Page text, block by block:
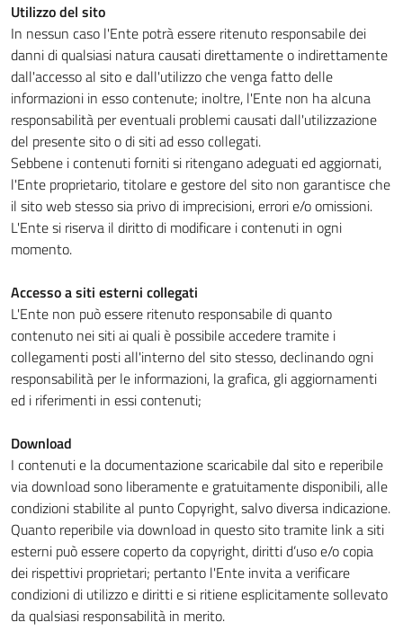
Utilizzo del sito
In nessun caso l'Ente potrà essere ritenuto responsabile dei
danni di qualsiasi natura causati direttamente o indirettamente
dall'accesso al sito e dall'utilizzo che venga fatto delle
informazioni in esso contenute; inoltre, l'Ente non ha alcuna
responsabilità per eventuali problemi causati dall'utilizzazione
del presente sito o di siti ad esso collegati.
Sebbene i contenuti forniti si ritengano adeguati ed aggiornati,
l'Ente proprietario, titolare e gestore del sito non garantisce che
il sito web stesso sia privo di imprecisioni, errori e/o omissioni.
L'Ente si riserva il diritto di modificare i contenuti in ogni
momento.
Accesso a siti esterni collegati
L'Ente non può essere ritenuto responsabile di quanto
contenuto nei siti ai quali è possibile accedere tramite i
collegamenti posti all'interno del sito stesso, declinando ogni
responsabilità per le informazioni, la grafica, gli aggiornamenti
ed i riferimenti in essi contenuti;
Download
I contenuti e la documentazione scaricabile dal sito e reperibile
via download sono liberamente e gratuitamente disponibili, alle
condizioni stabilite al punto Copyright, salvo diversa indicazione.
Quanto reperibile via download in questo sito tramite link a siti
esterni può essere coperto da copyright, diritti d’uso e/o copia
dei rispettivi proprietari; pertanto l'Ente invita a verificare
condizioni di utilizzo e diritti e si ritiene esplicitamente sollevato
da qualsiasi responsabilità in merito.